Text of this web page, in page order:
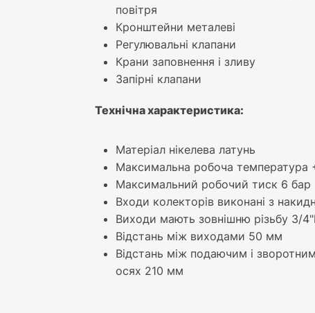
повітря
Кронштейни металеві
Регулювальні клапани
Крани заповнення і зливу
Запірні клапани
Технічна характеристика:
Матеріал нікелева латунь
Максимальна робоча температура
Максимальний робочий тиск 6 бар
Входи колекторів виконані з
Виходи мають зовнішню різьбу 3/
Відстань між виходами 50 мм
Відстань між подаючим і
осях 210 мм